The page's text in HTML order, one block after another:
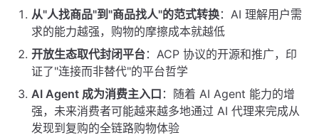
从"人找商品"到"商品找人"的范式转换：AI 理解用户需
求的能力越强，购物的摩擦成本就越低
开放生态取代封闭平台：ACP 协议的开源和推广，印
证了"连接而非替代"的平台哲学
AI Agent 成为消费主入口 ：随着 AI Agent 能力的增
强，未来消费者可能越来越多地通过 AI 代理来完成从
发现到复购的全链路购物体验